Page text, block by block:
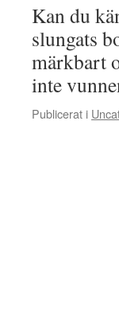
Kan du
slungats
märkbart
inte
Publicerat i